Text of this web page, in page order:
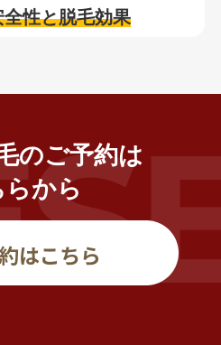
全性と脱毛効果
のご予約は
らから